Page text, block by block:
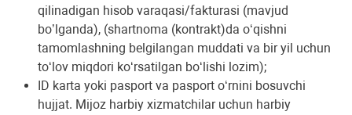
qilinadigan hisob varaqasi/fakturasi (mavjud
boʼlganda), (shartnoma (kontrakt)da o‘qishni
tamomlashning belgilangan muddati va bir yil uchun
to‘lov miqdori ko‘rsatilgan bo‘lishi lozim);
ID karta yoki pasport va pasport o‘rnini bosuvchi
hujjat. Mijoz harbiy xizmatchilar uchun harbiy